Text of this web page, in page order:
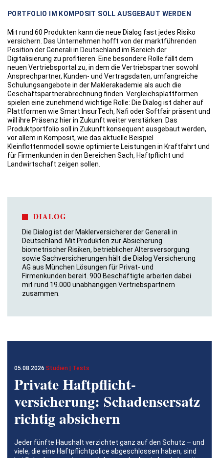
PORTFOLIO IM KOMPOSIT SOLL AUSGEBAUT WERDEN
Mit rund 60 Produkten kann die neue Dialog fast jedes Risiko
versichern. Das Unternehmen hofft von der marktführenden
Position der Generali in Deutschland im Bereich der
Digitalisierung zu profitieren. Eine besondere Rolle fällt dem
neuen Vertriebsportal zu, in dem die Vertriebspartner sowohl
Ansprechpartner, Kunden- und Vertragsdaten, umfangreiche
Schulungsangebote in der Maklerakademie als auch die
Geschäftspartnerabrechnung finden. Vergleichsplattformen
spielen eine zunehmend wichtige Rolle: Die Dialog ist daher auf
Plattformen wie Smart InsurTech, Nafi oder Softfair präsent und
will ihre Präsenz hier in Zukunft weiter verstärken. Das
Produktportfolio soll in Zukunft konsequent ausgebaut werden,
vor allem in Komposit, wie das aktuelle Beispiel
Kleinflottenmodell sowie optimierte Leistungen in Kraftfahrt und
für Firmenkunden in den Bereichen Sach, Haftpflicht und
Landwirtschaft zeigen sollen.
DIALOG
Die Dialog ist der Maklerversicherer der Generali in
Deutschland. Mit Produkten zur Absicherung
biometrischer Risiken, betrieblicher Altersversorgung
sowie Sachversicherungen hält die Dialog Versicherung
AG aus München Lösungen für Privat- und
Firmenkunden bereit. 900 Beschäftigte arbeiten dabei
mit rund 19.000 unabhängigen Vertriebspartnern
zusammen.
05.08.2026 Studien | Tests
Private Haftpflicht­
versicherung: Schadensersatz
richtig absichern
Jeder fünfte Haushalt verzichtet ganz auf den Schutz – und
viele, die eine Haftpflichtpolice abgeschlossen haben, sind